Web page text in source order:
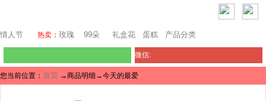
情人节 热卖： 玫瑰 99朵 礼盒花 蛋糕 产品分类
微信:
您当前位置： 首页 →商品明细→今天的最爱